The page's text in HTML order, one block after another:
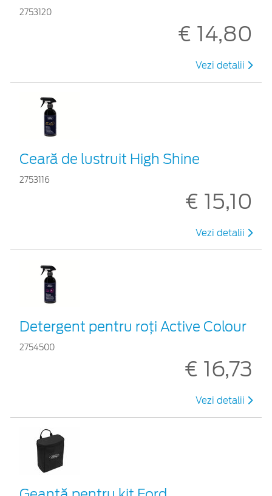
2753120
€ 14,80
Vezi detalii
Ceară de lustruit High Shine
2753116
€ 15,10
Vezi detalii
Detergent pentru roți Active Colour
2754500
€ 16,73
Vezi detalii